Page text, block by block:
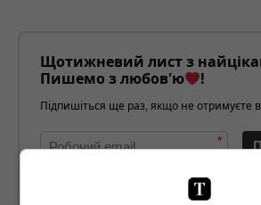
Щотижневий лист з
Пишемо з любов'ю
!
Підпишіться ще раз, якщо не отримуєте
*
Предоставлено SendPulse